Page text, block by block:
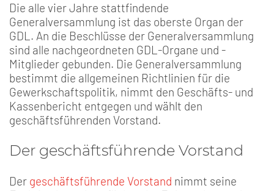
Die alle vier Jahre stattfindende
Generalversammlung ist das oberste Organ der
GDL. An die Beschlüsse der Generalversammlung
sind alle nachgeordneten GDL-Organe und -
Mitglieder gebunden. Die Generalversammlung
bestimmt die allgemeinen Richtlinien für die
Gewerkschaftspolitik, nimmt den Geschäfts- und
Kassenbericht entgegen und wählt den
geschäftsführenden Vorstand.
Der geschäftsführende Vorstand
Der geschäftsführende Vorstand nimmt seine